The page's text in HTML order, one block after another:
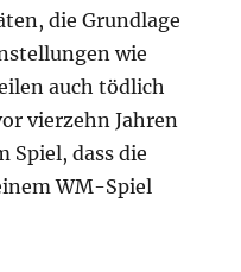
die Grundlage
wie
auch tödlich
vierzehn Jahren
Spiel, dass die
WM-Spiel